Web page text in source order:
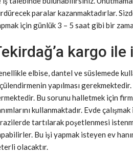
paralar kazanmaktadırlar.
için günlük 3 – 5 saat gibi bir
kargo
elbise, dantel ve süslemede
yapılması
Bu sorunu halletmek için
kullanmaktadır. Evde
tartılarak poşetlenmesi
Bu işi yapmak isteyen ev
olacaktır.